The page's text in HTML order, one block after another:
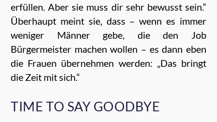
erfüllen. Aber sie muss dir sehr bewusst sein.“
Überhaupt meint sie, dass – wenn es immer
weniger Männer gebe, die den Job
Bürgermeister machen wollen – es dann eben
die Frauen übernehmen werden: „Das bringt
die Zeit mit sich.“
TIME TO SAY GOODBYE